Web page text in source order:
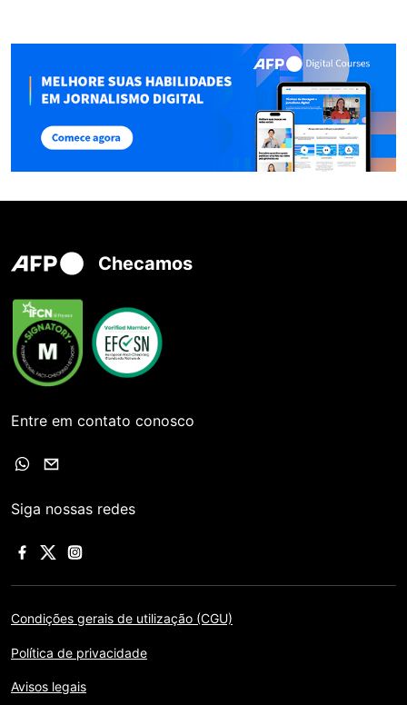
Checamos
Entre em contato conosco
Siga nossas redes
Condições gerais de utilização (CGU)
Política de privacidade
Avisos legais